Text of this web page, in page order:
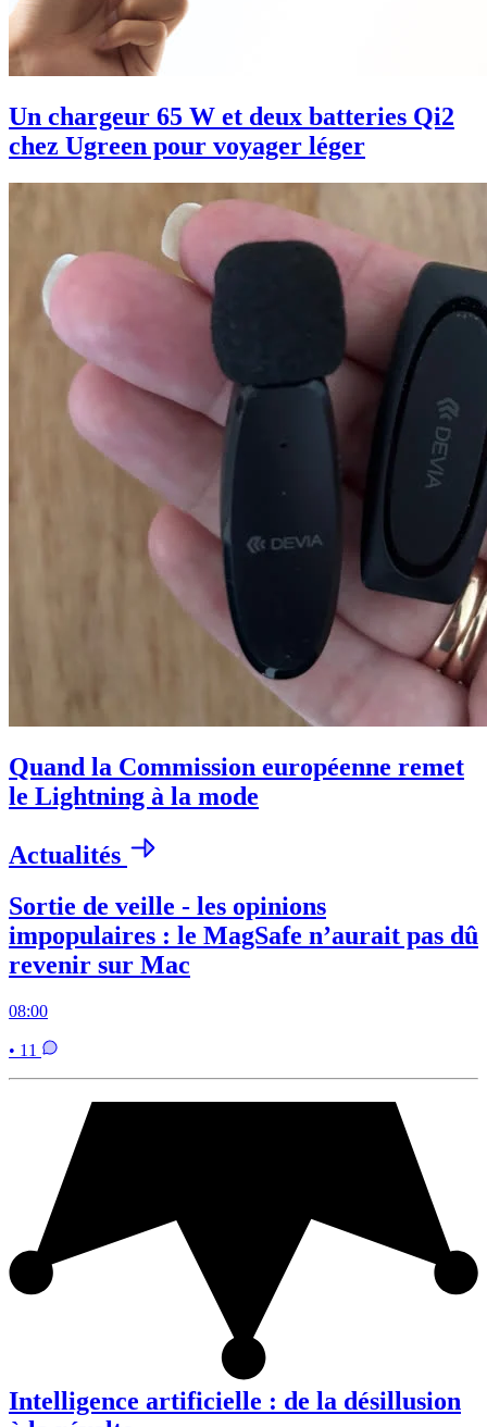
Un chargeur 65 W et deux batteries Qi2
chez Ugreen pour voyager léger
Quand la Commission européenne remet
le Lightning à la mode
Actualités
Sortie de veille - les opinions
impopulaires : le MagSafe n’aurait pas dû
revenir sur Mac
08:00
• 11
Intelligence artificielle : de la désillusion